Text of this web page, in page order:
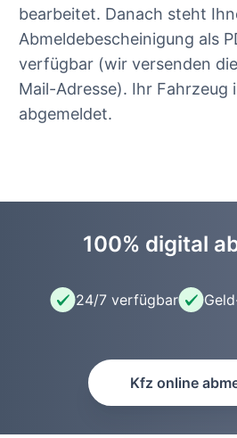
bearbeitet. Danach steht
Abmeldebescheinigung als
verfügbar (wir versenden
Mail-Adresse). Ihr Fahrzeug
abgemeldet.
100% digital
24/7 verfügbar
Kfz online